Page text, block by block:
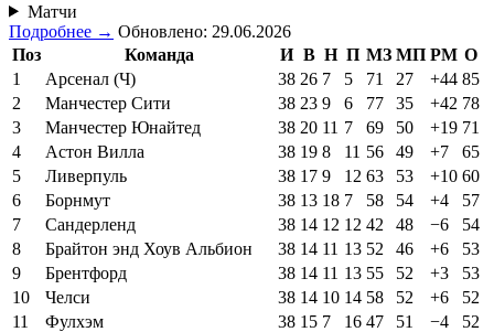
Матчи
Подробнее → Обновлено: 29.06.2026
Поз
Команда И В Н П МЗ МП РМ О
1
Арсенал (Ч) 38 26 7 5 71 27 +44 85
2
Манчестер Сити 38 23 9 6 77 35 +42 78
3
Манчестер Юнайтед 38 20 11 7 69 50 +19 71
4
Астон Вилла 38 19 8 11 56 49 +7
65
5
Ливерпуль 38 17 9 12 63 53 +10 60
6
Борнмут 38 13 18 7 58 54 +4
57
7
Сандерленд 38 14 12 12 42 48 −6
54
8
Брайтон энд Хоув Альбион 38 14 11 13 52 46 +6
53
9
Брентфорд 38 14 11 13 55 52 +3
53
10
Челси 38 14 10 14 58 52 +6
52
11
Фулхэм 38 15 7 16 47 51 −4
52